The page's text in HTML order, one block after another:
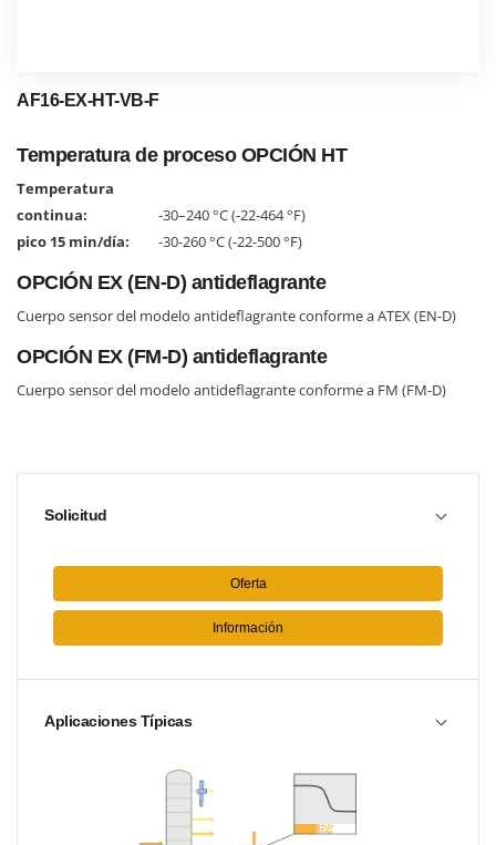
Solicitud
Oferta
Información
Aplicaciones Típicas
AF16-EX-HT-VB-F
Temperatura de proceso OPCIÓN HT
Temperatura
continua:
-30–240 °C (-22-464 °F)
pico 15 min/día:
-30-260 °C (-22-500 °F)
OPCIÓN EX (EN-D) antideflagrante
Cuerpo sensor del modelo antideflagrante conforme a ATEX (EN-D)
OPCIÓN EX (FM-D) antideflagrante
Cuerpo sensor del modelo antideflagrante conforme a FM (FM-D)